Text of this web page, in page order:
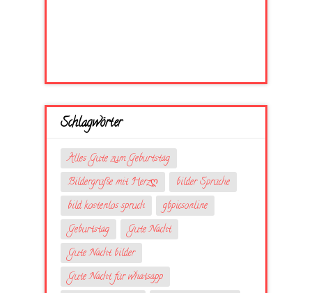
Schlagwörter
Alles Gute zum Geburtstag
Bildergrüße mit Herzღ
bilder Sprüche
bild kostenlos spruch
gbpicsonline
Geburtstag
Gute Nacht
Gute Nacht bilder
Gute Nacht für whatsapp